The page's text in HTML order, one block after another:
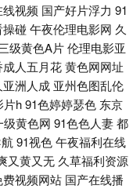
页 www91曰本 福利影院
类 亚洲色图五月天 97v传
频 成人电影92福利 黄色成
精品超碰福利 人人肏肏 午
强 亚洲爱爱影院免费 午
视频 国产好片浮力 91
操碰午夜伦理电影网 久
级黄色A片伦理电影亚
成人五月花黄色网网址
亚洲人成 亚州色图乱伦
片h91色婷婷瑟色 东京
级黄色网 91色色人妻都
91视色午夜福利在线
又黄又无 久草福利资源
费视频网站 国产在线播